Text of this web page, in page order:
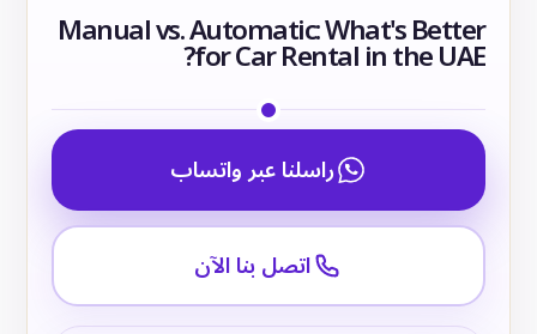
Manual vs. Automatic: What's Better
for Car Rental in the UAE?
راسلنا عبر واتساب
اتصل بنا الآن